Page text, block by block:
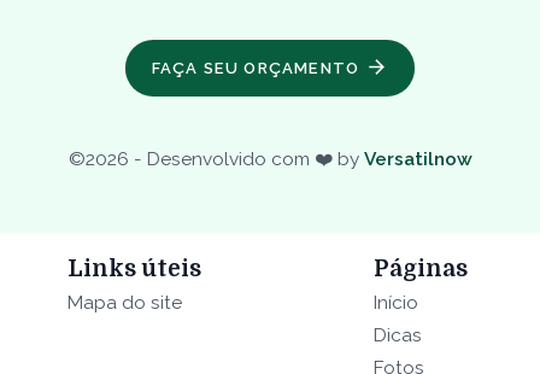
FAÇA SEU ORÇAMENTO
©2026 - Desenvolvido com ❤️ by Versatilnow
Links úteis
Mapa do site
Páginas
Início
Dicas
Fotos